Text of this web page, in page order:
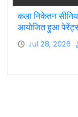
कला निकेतन
आयोजित हुआ पेरेंट्स
और CBSE
Jul 28, 2026